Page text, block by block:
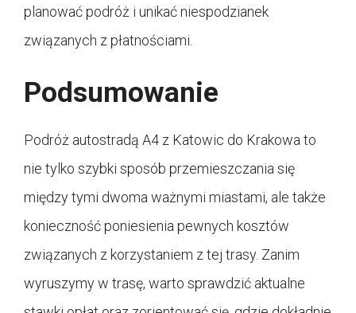
planować podróż i unikać niespodzianek
związanych z płatnościami.
Podsumowanie
Podróż autostradą A4 z Katowic do Krakowa to
nie tylko szybki sposób przemieszczania się
między tymi dwoma ważnymi miastami, ale także
konieczność poniesienia pewnych kosztów
związanych z korzystaniem z tej trasy. Zanim
wyruszymy w trasę, warto sprawdzić aktualne